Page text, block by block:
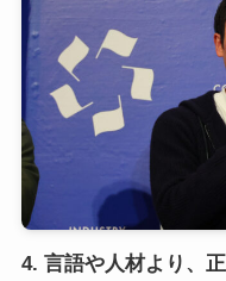
4. 言語や人材より、